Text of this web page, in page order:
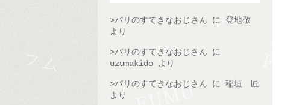
パリのすてきなおじさん に 登地敬
より
パリのすてきなおじさん に
uzumakido より
パリのすてきなおじさん に 稲垣 匠
より